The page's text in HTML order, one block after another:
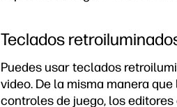
Teclados
Puedes usar teclados
video. De la misma manera
controles de juego, los